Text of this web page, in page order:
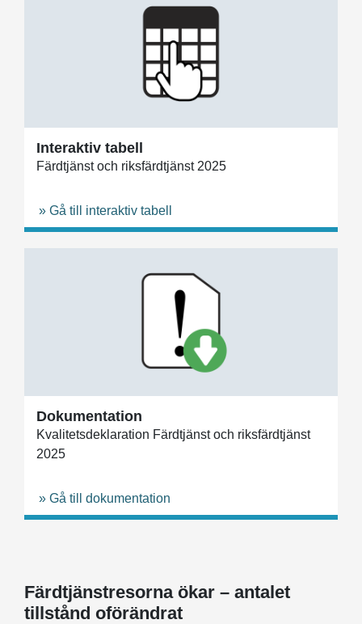
Interaktiv tabell
Färdtjänst och riksfärdtjänst 2025
» Gå till interaktiv tabell
Dokumentation
Kvalitetsdeklaration Färdtjänst och riksfärdtjänst
2025
» Gå till dokumentation
Färdtjänstresorna ökar – antalet
tillstånd oförändrat